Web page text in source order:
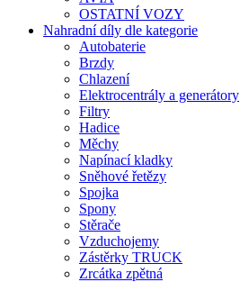
OSTATNÍ VOZY
Nahradní díly dle kategorie
Autobaterie
Brzdy
Chlazení
Elektrocentrály a generátory
Filtry
Hadice
Měchy
Napínací kladky
Sněhové řetězy
Spojka
Spony
Stěrače
Vzduchojemy
Zástěrky TRUCK
Zrcátka zpětná